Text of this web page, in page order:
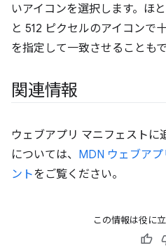
いアイコンを選択します。ほ
と 512 ピクセルのアイコンで
を指定して一致させることもで
関連情報
ウェブアプリ マニフェストに
については、 MDN ウェブア
ントをご覧ください。
この情報は役に